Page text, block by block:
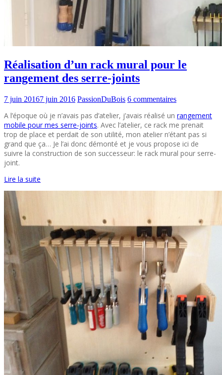
Réalisation d’un rack mural pour le
rangement des serre-joints
7 juin 20167 juin 2016 PassionDuBois 6 commentaires
A l’époque où je n’avais pas d’atelier, j’avais réalisé un rangement
mobile pour mes serre-joints. Avec l’atelier, ce rack me prenait
trop de place et perdait de son utilité, mon atelier n’étant pas si
grand que ça… Je l’ai donc démonté et je vous propose ici de
suivre la construction de son successeur: le rack mural pour serre-
joint.
Lire la suite